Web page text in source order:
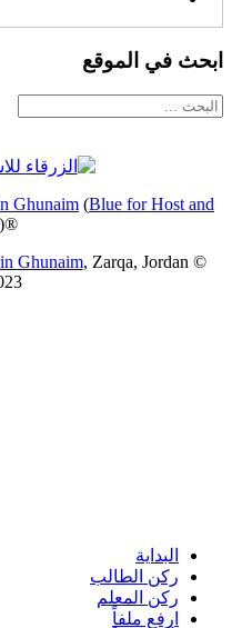
ابحث في الموقع
Ghunaim (Blue for Host and
)®
Ghunaim, Zarqa, Jordan ©
البداية
ركن الطالب
ركن المعلم
ارفع ملفاً